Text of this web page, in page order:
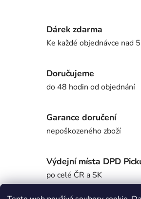
Dárek zdarma
Ke každé objednávce nad
Doručujeme
do 48 hodin od objednání
Garance doručení
nepoškozeného zboží
Výdejní místa DPD
po celé ČR a SK